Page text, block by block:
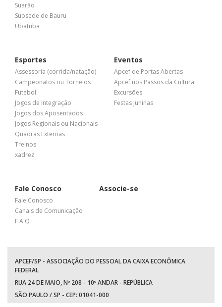
Suarão
Subsede de Bauru
Ubatuba
Esportes
Assessoria (corrida/natação)
Campeonatos ou Torneios
Futebol
Jogos de Integração
Jogos dos Aposentados
Jogos Regionais ou Nacionais
Quadras Externas
Treinos
xadrez
Eventos
Apcef de Portas Abertas
Apcef nos Passos da Cultura
Excursões
Festas Juninas
Fale Conosco
Fale Conosco
Canais de Comunicação
F A Q
Associe-se
APCEF/SP - ASSOCIAÇÃO DO PESSOAL DA CAIXA ECONÔMICA
FEDERAL
RUA 24 DE MAIO, Nº 208 - 10º ANDAR - REPÚBLICA
SÃO PAULO / SP - CEP: 01041-000